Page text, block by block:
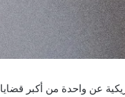
عن واحدة من أكبر قضايا